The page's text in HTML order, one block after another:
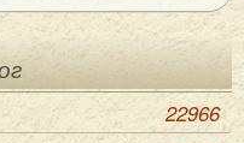
22966